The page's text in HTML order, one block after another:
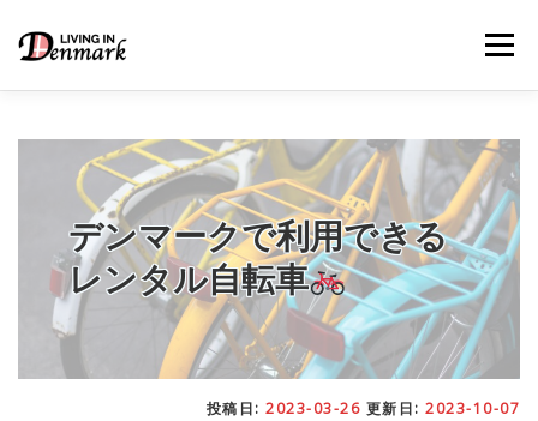
メニュー
LIFE TIPS– 生活便利帳 FOOD – ごはん事情
STUDY– 留学関連情報
WORK– デンマークの働き方
デンマークで利用できる
レンタル自転車
投稿日: 2023-03-26 更新日: 2023-10-07